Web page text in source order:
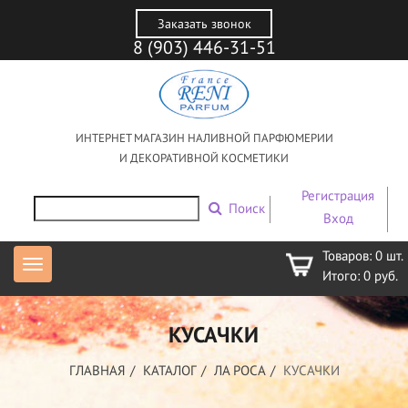
Заказать звонок
8 (903) 446-31-51
ИНТЕРНЕТ МАГАЗИН НАЛИВНОЙ ПАРФЮМЕРИИ
И ДЕКОРАТИВНОЙ КОСМЕТИКИ
Поиск
Регистрация
Вход
Товаров: 0 шт.
Итого: 0 руб.
КУСАЧКИ
ГЛАВНАЯ КАТАЛОГ ЛА РОСА КУСАЧКИ